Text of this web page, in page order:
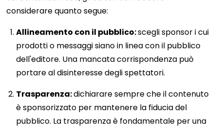
considerare quanto segue:
Allineamento con il pubblico:scegli sponsor i cui
prodotti o messaggi siano in linea con il pubblico
dell'editore. Una mancata corrispondenza può
portare al disinteresse degli spettatori.
Trasparenza:dichiarare sempre che il contenuto
è sponsorizzato per mantenere la fiducia del
pubblico. La trasparenza è fondamentale per una